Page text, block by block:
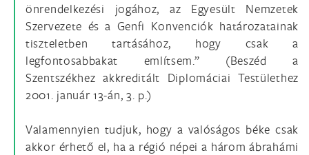
önrendelkezési jogához, az Egyesült Nemzetek
Szervezete és a Genfi Konvenciók határozatainak
tiszteletben tartásához, hogy csak a
legfontosabbakat említsem.” (Beszéd a
Szentszékhez akkreditált Diplomáciai Testülethez
2001. január 13-án, 3. p.)
Valamennyien tudjuk, hogy a valóságos béke csak
akkor érhető el, ha a régió népei a három ábrahámi